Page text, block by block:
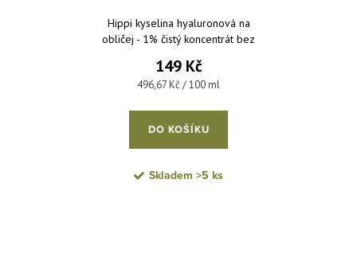
Hippi kyselina hyaluronová na
obličej - 1% čistý koncentrát bez
149 Kč
Měrná cena:
496,67 Kč / 100 ml
DO KOŠÍKU
Skladem >5 ks